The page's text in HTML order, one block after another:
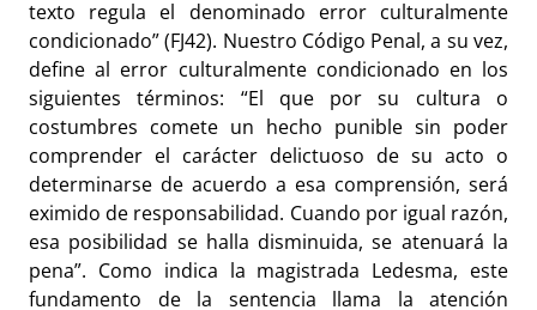
texto regula el denominado error culturalmente
condicionado” (FJ42). Nuestro Código Penal, a su vez,
define al error culturalmente condicionado en los
siguientes términos: “El que por su cultura o
costumbres comete un hecho punible sin poder
comprender el carácter delictuoso de su acto o
determinarse de acuerdo a esa comprensión, será
eximido de responsabilidad. Cuando por igual razón,
esa posibilidad se halla disminuida, se atenuará la
pena”. Como indica la magistrada Ledesma, este
fundamento de la sentencia llama la atención